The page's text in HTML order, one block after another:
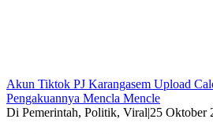
Akun Tiktok PJ Karangasem Upload
Pengakuannya Mencla Mencle
Di Pemerintah, Politik, Viral|25 Oktober